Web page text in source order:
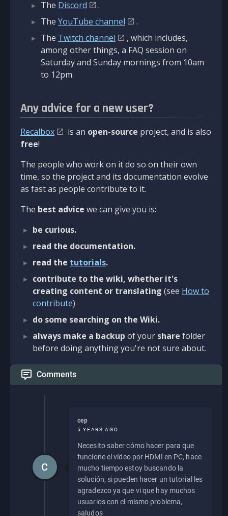
The Discord
.
The YouTube channel
.
The Twitch channel
, which includes,
among other things, a FAQ session on
Saturday and Sunday mornings from 10am
to 12pm.
Any advice for a new user?
Recalbox is an open-source project, and is also
free!
The people who work on it do so on their own
time, so the project and its documentation evolve
as fast as people contribute to it.
The best advice we can give you is:
be curious.
read the documentation.
read the tutorials.
contribute to the wiki, whether it's
creating content or translating (see How to
contribute)
do some searching on the Wiki.
always make a backup of your share folder
before doing anything you're not sure about.
Comments
cep
5 YEARS AGO
Necesito saber cómo hacer para que
funcione el vídeo por HDMI en PC, hace
mucho tiempo estoy buscando la
solución, si pueden hacer un tutorial les
agradezco ya que vi que hay muchos
usuarios con el mismo problema,
saludos
C